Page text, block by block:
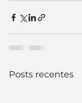
Posts recentes